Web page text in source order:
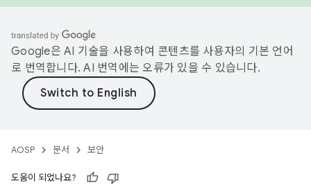
Google은 AI 기술을 사용하여 콘텐츠를 사용자의 기본 언어
로 번역합니다. AI 번역에는 오류가 있을 수 있습니다.
AOSP 문서 보안
도움이 되었나요?